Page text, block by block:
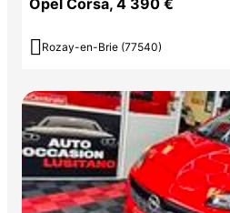
Opel Corsa, 4 390 €
 Rozay-en-Brie (77540)